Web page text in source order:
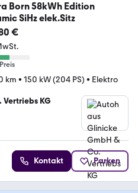
Born 58kWh Edition
SiHz elek.Sitz
€
km • 150 kW (204 PS) • Elektro
KG
Kontakt Parken